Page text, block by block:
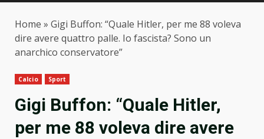
Home » Gigi Buffon: “Quale Hitler, per me 88 voleva
dire avere quattro palle. Io fascista? Sono un
anarchico conservatore”
Calcio Sport
Gigi Buffon: “Quale Hitler,
per me 88 voleva dire avere